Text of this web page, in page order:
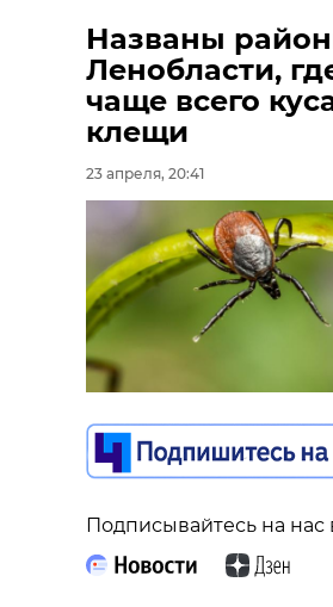
Названы
Ленобласти,
чаще всего
клещи
23 апреля, 20:41
Подписывайтесь на нас